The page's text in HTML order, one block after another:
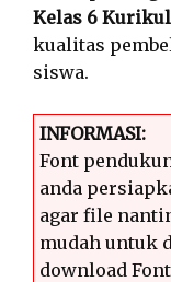
Kelas 6
kualitas
siswa.
INFORMASI:
Font
anda
agar file
mudah untuk
download